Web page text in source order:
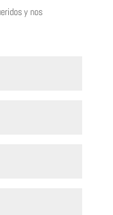
y nos